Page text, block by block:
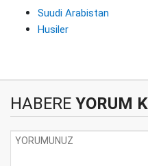
Suudi Arabistan
Husiler
HABERE YORUM